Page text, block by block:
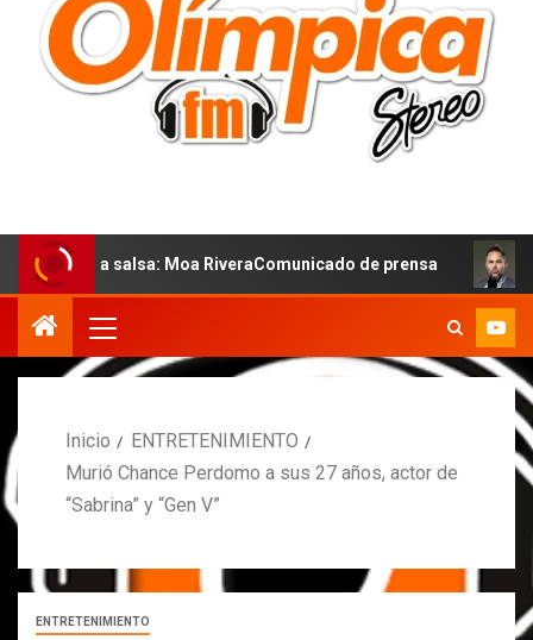
salsa: Moa RiveraComunicado de prensa MARCOS
Inicio
ENTRETENIMIENTO
Murió Chance Perdomo a sus 27 años, actor de
“Sabrina” y “Gen V”
ENTRETENIMIENTO